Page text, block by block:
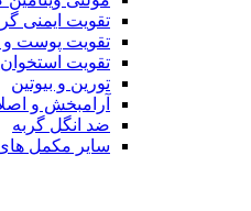
تقویت ایمنی
تقویت پوست و
تقویت
تورین و بیوتین
آرامبخش و
ضد انگل گربه
سایر مکمل